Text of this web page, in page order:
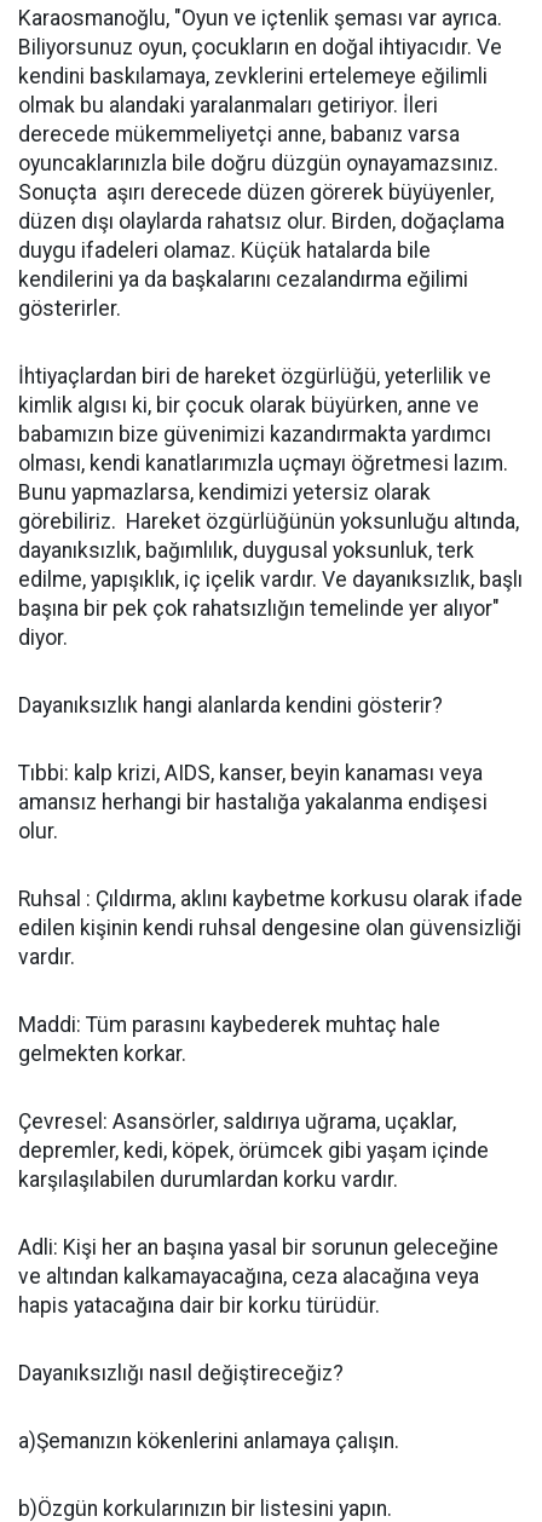
Karaosmanoğlu, "Oyun ve içtenlik şeması var ayrıca.
Biliyorsunuz oyun, çocukların en doğal ihtiyacıdır. Ve
kendini baskılamaya, zevklerini ertelemeye eğilimli
olmak bu alandaki yaralanmaları getiriyor. İleri
derecede mükemmeliyetçi anne, babanız varsa
oyuncaklarınızla bile doğru düzgün oynayamazsınız.
Sonuçta aşırı derecede düzen görerek büyüyenler,
düzen dışı olaylarda rahatsız olur. Birden, doğaçlama
duygu ifadeleri olamaz. Küçük hatalarda bile
kendilerini ya da başkalarını cezalandırma eğilimi
gösterirler.
İhtiyaçlardan biri de hareket özgürlüğü, yeterlilik ve
kimlik algısı ki, bir çocuk olarak büyürken, anne ve
babamızın bize güvenimizi kazandırmakta yardımcı
olması, kendi kanatlarımızla uçmayı öğretmesi lazım.
Bunu yapmazlarsa, kendimizi yetersiz olarak
görebiliriz. Hareket özgürlüğünün yoksunluğu altında,
dayanıksızlık, bağımlılık, duygusal yoksunluk, terk
edilme, yapışıklık, iç içelik vardır. Ve dayanıksızlık, başlı
başına bir pek çok rahatsızlığın temelinde yer alıyor"
diyor.
Dayanıksızlık hangi alanlarda kendini gösterir?
Tıbbi: kalp krizi, AIDS, kanser, beyin kanaması veya
amansız herhangi bir hastalığa yakalanma endişesi
olur.
Ruhsal : Çıldırma, aklını kaybetme korkusu olarak ifade
edilen kişinin kendi ruhsal dengesine olan güvensizliği
vardır.
Maddi: Tüm parasını kaybederek muhtaç hale
gelmekten korkar.
Çevresel: Asansörler, saldırıya uğrama, uçaklar,
depremler, kedi, köpek, örümcek gibi yaşam içinde
karşılaşılabilen durumlardan korku vardır.
Adli: Kişi her an başına yasal bir sorunun geleceğine
ve altından kalkamayacağına, ceza alacağına veya
hapis yatacağına dair bir korku türüdür.
Dayanıksızlığı nasıl değiştireceğiz?
a)Şemanızın kökenlerini anlamaya çalışın.
b)Özgün korkularınızın bir listesini yapın.